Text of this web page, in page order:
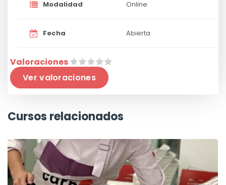
Modalidad Online
Fecha Abierta
Valoraciones
Ver valoraciones
Cursos relacionados